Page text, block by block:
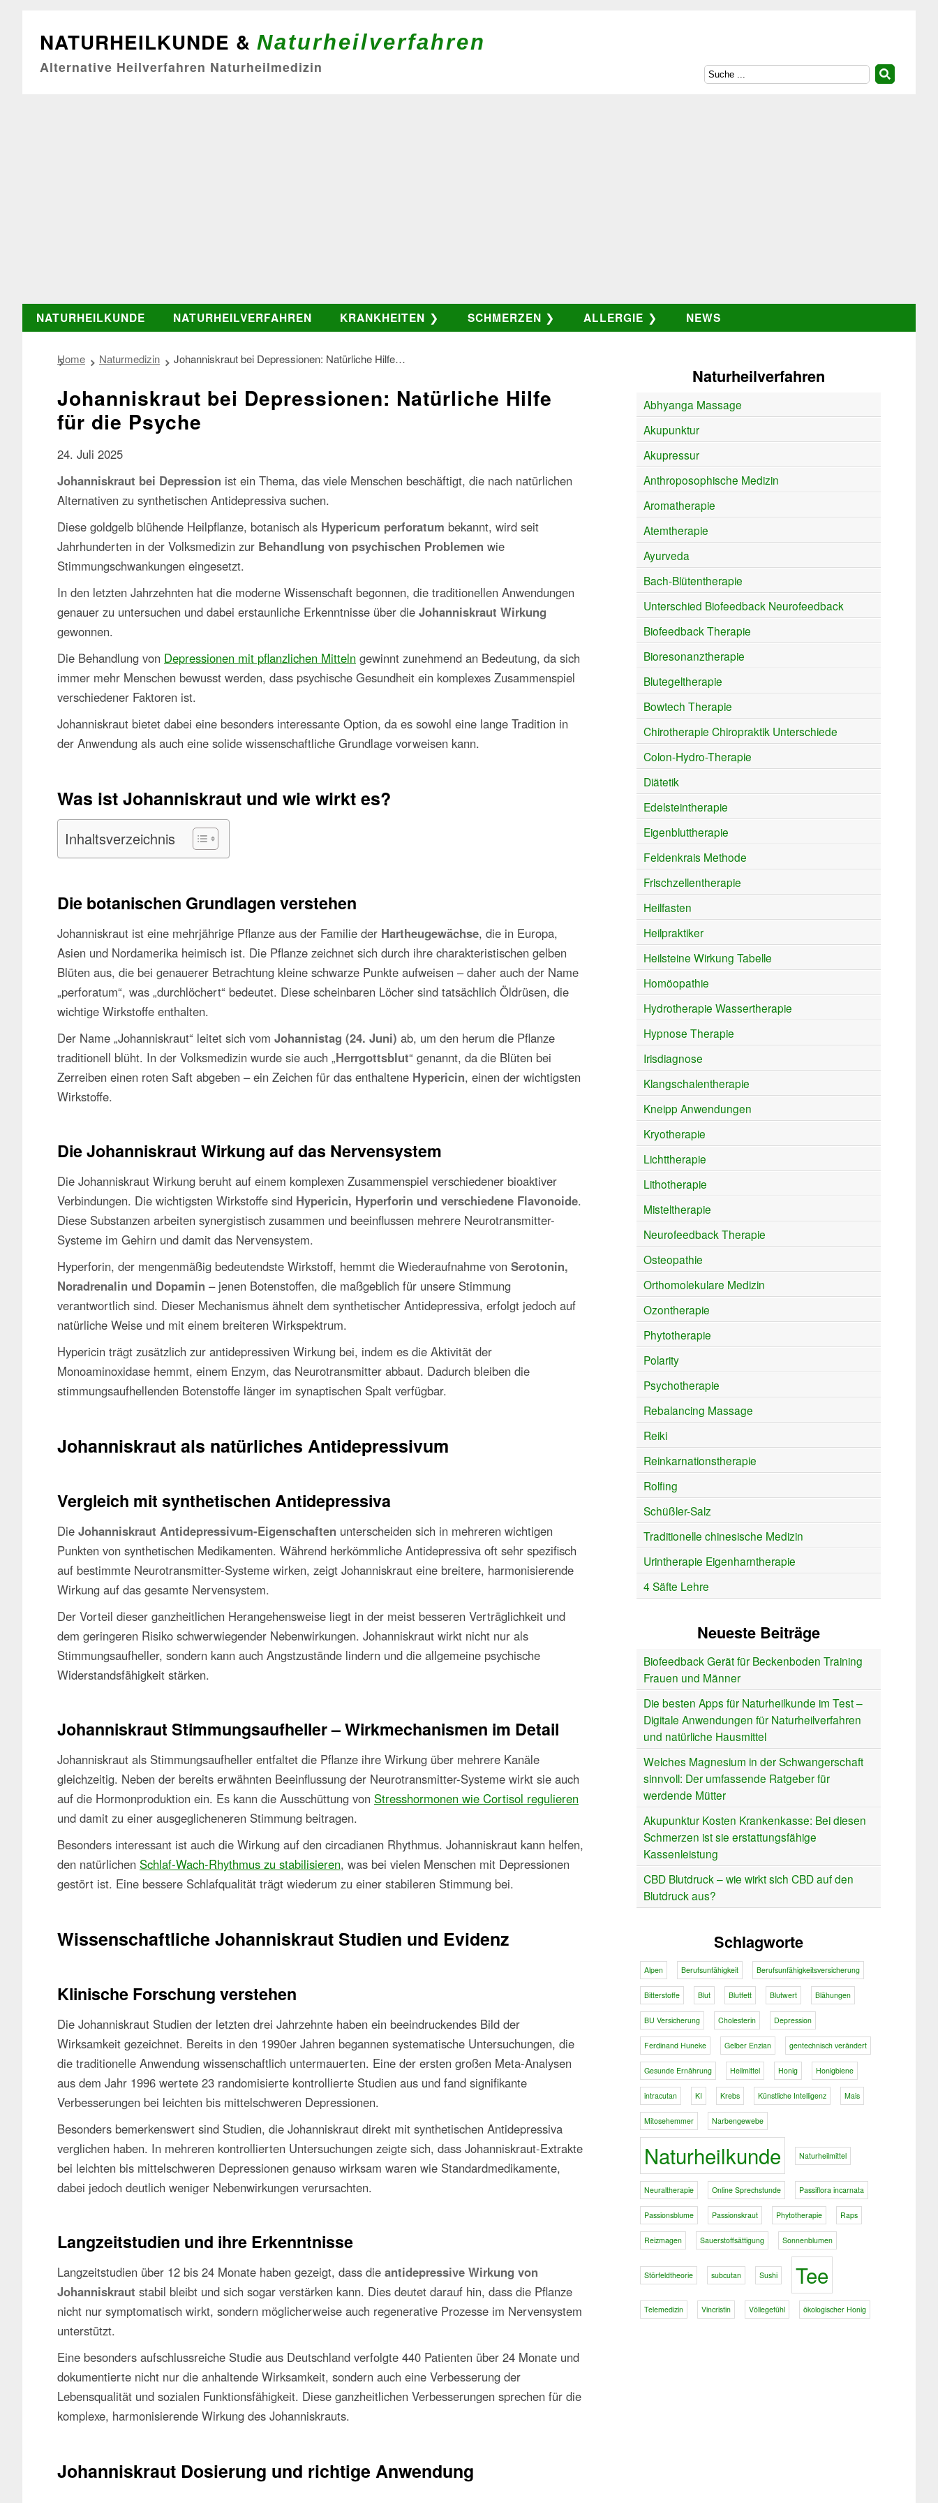
NATURHEILKUNDE & Naturheilverfahren
Alternative Heilverfahren Naturheilmedizin
NATURHEILKUNDE NATURHEILVERFAHREN KRANKHEITEN SCHMERZEN ALLERGIE NEWS
Home Naturmedizin Johanniskraut bei Depressionen: Natürliche Hilfe…
Johanniskraut bei Depressionen: Natürliche Hilfe
für die Psyche
24. Juli 2025
Johanniskraut bei Depression ist ein Thema, das viele Menschen beschäftigt, die nach natürlichen
Alternativen zu synthetischen Antidepressiva suchen.
Diese goldgelb blühende Heilpflanze, botanisch als Hypericum perforatum bekannt, wird seit
Jahrhunderten in der Volksmedizin zur Behandlung von psychischen Problemen wie
Stimmungschwankungen eingesetzt.
In den letzten Jahrzehnten hat die moderne Wissenschaft begonnen, die traditionellen Anwendungen
genauer zu untersuchen und dabei erstaunliche Erkenntnisse über die Johanniskraut Wirkung
gewonnen.
Die Behandlung von Depressionen mit pflanzlichen Mitteln gewinnt zunehmend an Bedeutung, da sich
immer mehr Menschen bewusst werden, dass psychische Gesundheit ein komplexes Zusammenspiel
verschiedener Faktoren ist.
Johanniskraut bietet dabei eine besonders interessante Option, da es sowohl eine lange Tradition in
der Anwendung als auch eine solide wissenschaftliche Grundlage vorweisen kann.
Was ist Johanniskraut und wie wirkt es?
Inhaltsverzeichnis
Die botanischen Grundlagen verstehen
Johanniskraut ist eine mehrjährige Pflanze aus der Familie der Hartheugewächse, die in Europa,
Asien und Nordamerika heimisch ist. Die Pflanze zeichnet sich durch ihre charakteristischen gelben
Blüten aus, die bei genauerer Betrachtung kleine schwarze Punkte aufweisen – daher auch der Name
„perforatum“, was „durchlöchert“ bedeutet. Diese scheinbaren Löcher sind tatsächlich Öldrüsen, die
wichtige Wirkstoffe enthalten.
Der Name „Johanniskraut“ leitet sich vom Johannistag (24. Juni) ab, um den herum die Pflanze
traditionell blüht. In der Volksmedizin wurde sie auch „Herrgottsblut“ genannt, da die Blüten bei
Zerreiben einen roten Saft abgeben – ein Zeichen für das enthaltene Hypericin, einen der wichtigsten
Wirkstoffe.
Die Johanniskraut Wirkung auf das Nervensystem
Die Johanniskraut Wirkung beruht auf einem komplexen Zusammenspiel verschiedener bioaktiver
Verbindungen. Die wichtigsten Wirkstoffe sind Hypericin, Hyperforin und verschiedene Flavonoide.
Diese Substanzen arbeiten synergistisch zusammen und beeinflussen mehrere Neurotransmitter-
Systeme im Gehirn und damit das Nervensystem.
Hyperforin, der mengenmäßig bedeutendste Wirkstoff, hemmt die Wiederaufnahme von Serotonin,
Noradrenalin und Dopamin – jenen Botenstoffen, die maßgeblich für unsere Stimmung
verantwortlich sind. Dieser Mechanismus ähnelt dem synthetischer Antidepressiva, erfolgt jedoch auf
natürliche Weise und mit einem breiteren Wirkspektrum.
Hypericin trägt zusätzlich zur antidepressiven Wirkung bei, indem es die Aktivität der
Monoaminoxidase hemmt, einem Enzym, das Neurotransmitter abbaut. Dadurch bleiben die
stimmungsaufhellenden Botenstoffe länger im synaptischen Spalt verfügbar.
Johanniskraut als natürliches Antidepressivum
Vergleich mit synthetischen Antidepressiva
Die Johanniskraut Antidepressivum-Eigenschaften unterscheiden sich in mehreren wichtigen
Punkten von synthetischen Medikamenten. Während herkömmliche Antidepressiva oft sehr spezifisch
auf bestimmte Neurotransmitter-Systeme wirken, zeigt Johanniskraut eine breitere, harmonisierende
Wirkung auf das gesamte Nervensystem.
Der Vorteil dieser ganzheitlichen Herangehensweise liegt in der meist besseren Verträglichkeit und
dem geringeren Risiko schwerwiegender Nebenwirkungen. Johanniskraut wirkt nicht nur als
Stimmungsaufheller, sondern kann auch Angstzustände lindern und die allgemeine psychische
Widerstandsfähigkeit stärken.
Johanniskraut Stimmungsaufheller – Wirkmechanismen im Detail
Johanniskraut als Stimmungsaufheller entfaltet die Pflanze ihre Wirkung über mehrere Kanäle
gleichzeitig. Neben der bereits erwähnten Beeinflussung der Neurotransmitter-Systeme wirkt sie auch
auf die Hormonproduktion ein. Es kann die Ausschüttung von Stresshormonen wie Cortisol regulieren
und damit zu einer ausgeglicheneren Stimmung beitragen.
Besonders interessant ist auch die Wirkung auf den circadianen Rhythmus. Johanniskraut kann helfen,
den natürlichen Schlaf-Wach-Rhythmus zu stabilisieren, was bei vielen Menschen mit Depressionen
gestört ist. Eine bessere Schlafqualität trägt wiederum zu einer stabileren Stimmung bei.
Wissenschaftliche Johanniskraut Studien und Evidenz
Klinische Forschung verstehen
Die Johanniskraut Studien der letzten drei Jahrzehnte haben ein beeindruckendes Bild der
Wirksamkeit gezeichnet. Bereits in den 1990er Jahren begannen systematische Untersuchungen, die
die traditionelle Anwendung wissenschaftlich untermauerten. Eine der ersten großen Meta-Analysen
aus dem Jahr 1996 wertete 23 randomisierte kontrollierte Studien aus und fand signifikante
Verbesserungen bei leichten bis mittelschweren Depressionen.
Besonders bemerkenswert sind Studien, die Johanniskraut direkt mit synthetischen Antidepressiva
verglichen haben. In mehreren kontrollierten Untersuchungen zeigte sich, dass Johanniskraut-Extrakte
bei leichten bis mittelschweren Depressionen genauso wirksam waren wie Standardmedikamente,
dabei jedoch deutlich weniger Nebenwirkungen verursachten.
Langzeitstudien und ihre Erkenntnisse
Langzeitstudien über 12 bis 24 Monate haben gezeigt, dass die antidepressive Wirkung von
Johanniskraut stabil bleibt und sich sogar verstärken kann. Dies deutet darauf hin, dass die Pflanze
nicht nur symptomatisch wirkt, sondern möglicherweise auch regenerative Prozesse im Nervensystem
unterstützt.
Eine besonders aufschlussreiche Studie aus Deutschland verfolgte 440 Patienten über 24 Monate und
dokumentierte nicht nur die anhaltende Wirksamkeit, sondern auch eine Verbesserung der
Lebensqualität und sozialen Funktionsfähigkeit. Diese ganzheitlichen Verbesserungen sprechen für die
komplexe, harmonisierende Wirkung des Johanniskrauts.
Johanniskraut Dosierung und richtige Anwendung
Naturheilverfahren
Abhyanga Massage
Akupunktur
Akupressur
Anthroposophische Medizin
Aromatherapie
Atemtherapie
Ayurveda
Bach-Blütentherapie
Unterschied Biofeedback Neurofeedback
Biofeedback Therapie
Bioresonanztherapie
Blutegeltherapie
Bowtech Therapie
Chirotherapie Chiropraktik Unterschiede
Colon-Hydro-Therapie
Diätetik
Edelsteintherapie
Eigenbluttherapie
Feldenkrais Methode
Frischzellentherapie
Heilfasten
Heilpraktiker
Heilsteine Wirkung Tabelle
Homöopathie
Hydrotherapie Wassertherapie
Hypnose Therapie
Irisdiagnose
Klangschalentherapie
Kneipp Anwendungen
Kryotherapie
Lichttherapie
Lithotherapie
Misteltherapie
Neurofeedback Therapie
Osteopathie
Orthomolekulare Medizin
Ozontherapie
Phytotherapie
Polarity
Psychotherapie
Rebalancing Massage
Reiki
Reinkarnationstherapie
Rolfing
Schüßler-Salz
Traditionelle chinesische Medizin
Urintherapie Eigenharntherapie
4 Säfte Lehre
Neueste Beiträge
Biofeedback Gerät für Beckenboden Training
Frauen und Männer
Die besten Apps für Naturheilkunde im Test –
Digitale Anwendungen für Naturheilverfahren
und natürliche Hausmittel
Welches Magnesium in der Schwangerschaft
sinnvoll: Der umfassende Ratgeber für
werdende Mütter
Akupunktur Kosten Krankenkasse: Bei diesen
Schmerzen ist sie erstattungsfähige
Kassenleistung
CBD Blutdruck – wie wirkt sich CBD auf den
Blutdruck aus?
Schlagworte
Alpen Berufsunfähigkeit Berufsunfähigkeitsversicherung
Bitterstoffe Blut Blutfett Blutwert Blähungen
BU Versicherung Cholesterin Depression
Ferdinand Huneke Gelber Enzian gentechnisch verändert
Gesunde Ernährung Heilmittel Honig Honigbiene
intracutan KI Krebs Künstliche Intelligenz Mais
Mitosehemmer Narbengewebe
Naturheilkunde Naturheilmittel
Neuraltherapie Online Sprechstunde Passiflora incarnata
Passionsblume Passionskraut Phytotherapie Raps
Reizmagen Sauerstoffsättigung Sonnenblumen
Störfeldtheorie subcutan Sushi Tee
Telemedizin Vincristin Völlegefühl ökologischer Honig